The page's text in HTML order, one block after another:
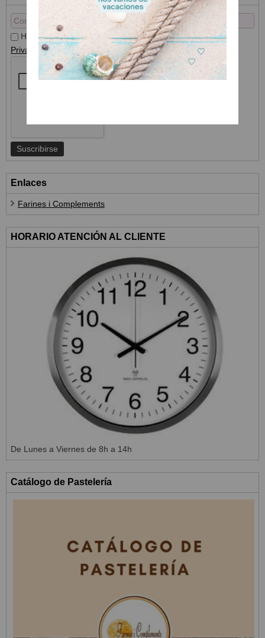
He leído y acepto el Tratamiento de datosy laPolítica de
Privacidad
Enlaces
Farines i Complements
HORARIO ATENCIÓN AL CLIENTE
De Lunes a Viernes de 8h a 14h
Catálogo de Pastelería